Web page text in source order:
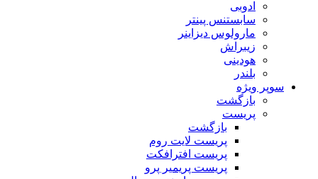
ادوبی
سابستنس پینتر
مارولوس دیزاینر
زیبراش
هودینی
بلندر
سوپر ویژه
بازگشت
پریست
بازگشت
پریست لایت روم
پریست افترافکت
پریست پریمیر پرو